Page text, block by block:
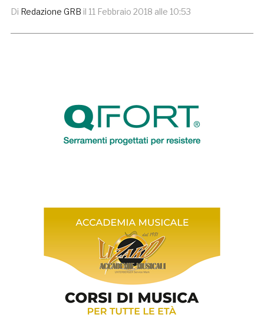
Di Redazione GRB il 11 Febbraio 2018 alle 10:53